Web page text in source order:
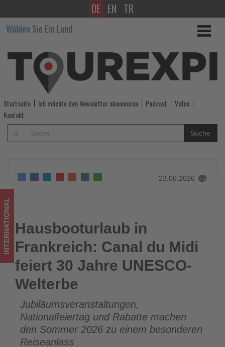
Hausbooturlaub
in
Frankreich:
Canal
du
Midi
feiert
Jahre
UNESCO-
Welterbe
-
Wissen,
was
im
Tourismus
los
DE EN TR
Wählen Sie Ein Land
Startseite Ich möchte den Newsletter abonnieren Podcast
Video
Kontakt
Suche
23.06.2026
Hausbooturlaub in Frankreich: Canal du Midi feiert 30 Jahre
UNESCO-Welterbe
INTERNATIONAL Hausbooturlaub in
Frankreich: Canal du Midi
feiert 30 Jahre UNESCO-
Welterbe
Jubiläumsveranstaltungen,
Nationalfeiertag und Rabatte machen
den Sommer 2026 zu einem besonderen
Reiseanlass